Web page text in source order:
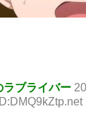
ラブライバー